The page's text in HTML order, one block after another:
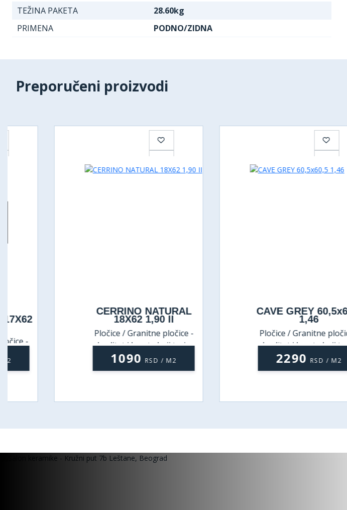
TEŽINA PAKETA
28.60kg
PRIMENA
PODNO/ZIDNA
Preporučeni proizvodi
CERRINO NATURAL
18X62 1,90 II
Pločice / Granitne pločice -
kvalitet i lepota koji traju
RSD / M2
CAVE GREY 60,5x60,5
Pločice / Granitne pločice -
kvalitet i lepota koji traju
RSD / M2